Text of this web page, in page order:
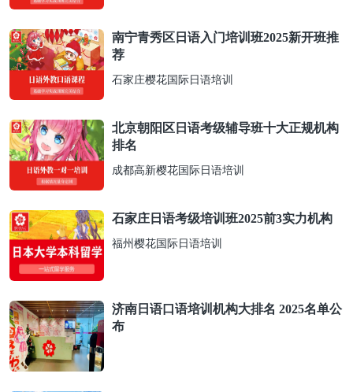
南宁青秀区日语入门培训班2025新开班推
荐​
石家庄樱花国际日语培训
北京朝阳区日语考级辅导班十大正规机构
排名​
成都高新樱花国际日语培训
石家庄日语考级培训班2025前3实力机构
福州樱花国际日语培训
济南日语口语培训机构大排名 2025名单公
布​